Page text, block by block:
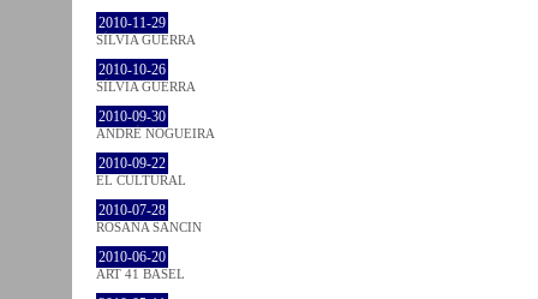
2010-11-29
SÍLVIA GUERRA
2010-10-26
SÍLVIA GUERRA
2010-09-30
ANDRÉ NOGUEIRA
2010-09-22
EL CULTURAL
2010-07-28
ROSANA SANCIN
2010-06-20
ART 41 BASEL